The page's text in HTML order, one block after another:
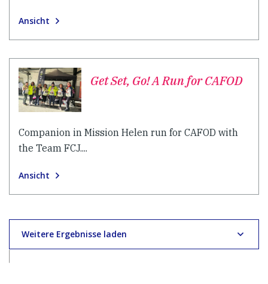
Ansicht
Get Set, Go! A Run for CAFOD
Companion in Mission Helen run for CAFOD with
the Team FCJ....
Ansicht
Weitere Ergebnisse laden